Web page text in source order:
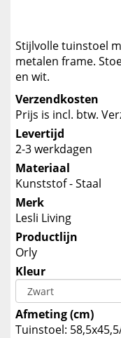
Stijlvolle tuinstoel
metalen frame.
en wit.
Verzendkosten
Prijs is incl. btw.
Levertijd
2-3 werkdagen
Materiaal
Kunststof - Staal
Merk
Lesli Living
Productlijn
Orly
Kleur
Afmeting (cm)
Tuinstoel: